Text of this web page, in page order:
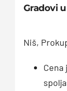
Gradovi
Niš,
Cena